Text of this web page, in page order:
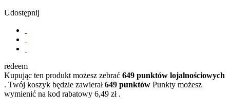
Udostępnij
redeem
Kupując ten produkt możesz zebrać 649 punktów lojalnościowych
. Twój koszyk będzie zawierał649 punktów Punkty możesz
wymienić na kod rabatowy 6,49 zł.